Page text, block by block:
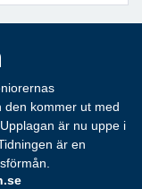
den kommer ut med
är nu uppe i
är en